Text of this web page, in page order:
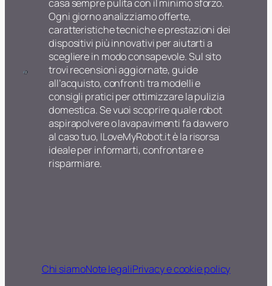
casa sempre pulita con il minimo sforzo.
Ogni giorno analizziamo offerte,
caratteristiche tecniche e prestazioni dei
dispositivi più innovativi per aiutarti a
scegliere in modo consapevole. Sul sito
trovi recensioni aggiornate, guide
all’acquisto, confronti tra modelli e
consigli pratici per ottimizzare la pulizia
domestica. Se vuoi scoprire quale robot
aspirapolvere o lavapavimenti fa davvero
al caso tuo, ILoveMyRobot.it è la risorsa
ideale per informarti, confrontare e
risparmiare.
Chi siamoNote legaliPrivacy e cookie policy